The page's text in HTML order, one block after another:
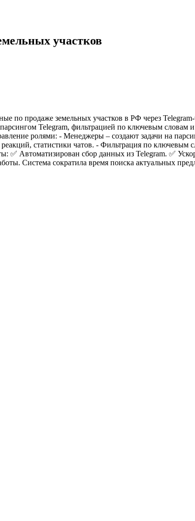
участков
по продаже земельных участков в РФ через
Telegram, фильтрацией по ключевым словам
ролями: - Менеджеры – создают задачи на
статистики чатов. - Фильтрация по ключевым
✅ Автоматизирован сбор данных из Telegram. ✅
Система сократила время поиска актуальных